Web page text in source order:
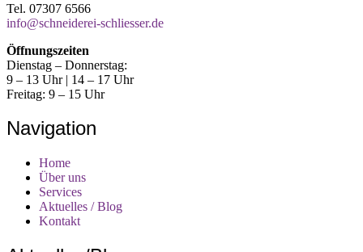
Tel. 07307 6566
info@schneiderei-schliesser.de
Öffnungszeiten
Dienstag – Donnerstag:
9 – 13 Uhr | 14 – 17 Uhr
Freitag: 9 – 15 Uhr
Navigation
Home
Über uns
Services
Aktuelles / Blog
Kontakt